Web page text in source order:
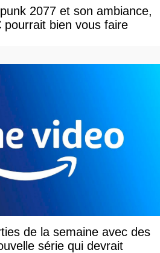
2077 et son ambiance,
bien vous faire
de la semaine avec des
série qui devrait